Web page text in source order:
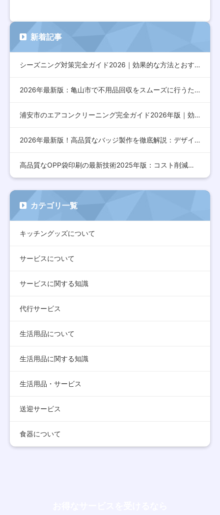
新着記事
シーズニング対策完全ガイド2026｜効果的な方法とおすすめア…
2026年最新版：亀山市で不用品回収をスムーズに行うための完…
浦安市のエアコンクリーニング完全ガイド2026年版｜効果的な…
2026年最新版！高品質なバッジ製作を徹底解説：デザインから…
高品質なOPP袋印刷の最新技術2025年版：コスト削減とデザ…
カテゴリ一覧
キッチングッズについて
サービスについて
サービスに関する知識
代行サービス
生活用品について
生活用品に関する知識
生活用品・サービス
送迎サービス
食器について